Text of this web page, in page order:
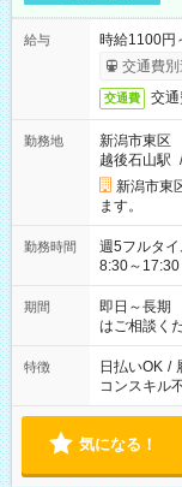
給与
時給1100
交通費別
交通費 交
勤務地
新潟市東区
越後石山駅
新潟市東
ます。
勤務時間
週5フルタ
8:30～
その他にも
ご希望を教
期間
即日～長期
はご相談く
特徴 日払いOK /
コンスキル
気になる！